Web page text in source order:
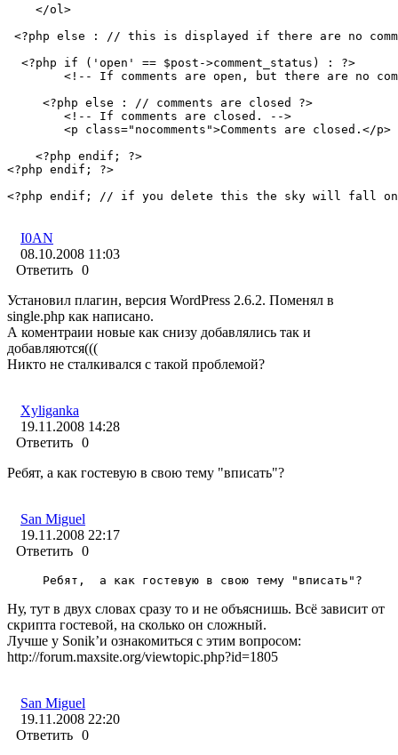
    </ol>
<?php else : // this is displayed if there are no
  <?php if ('open' == $post->comment_status) : ?>
<!-- If comments are open, but there are no
     <?php else : // comments are closed ?>
        <!-- If comments are closed. -->
        <p class="nocomments">Comments are closed.</p>
    <?php endif; ?>
<?php endif; ?>
<?php endif; // if you delete this the sky will fall on
I0AN
08.10.2008 11:03
Ответить 0
Установил плагин, версия WordPress 2.6.2. Поменял в
single.php как написано.
А коментраии новые как снизу добавлялись так и
добавляются(((
Никто не сталкивался с такой проблемой?
Xyliganka
19.11.2008 14:28
Ответить 0
Ребят, а как гостевую в свою тему "вписать"?
San Miguel
19.11.2008 22:17
Ответить 0
Ребят,  а как гостевую в свою тему "вписать"?
Ну, тут в двух словах сразу то и не объяснишь. Всё зависит от
скрипта гостевой, на сколько он сложный.
Лучше у Sonik’и ознакомиться с этим вопросом:
http://forum.maxsite.org/viewtopic.php?id=1805
San Miguel
19.11.2008 22:20
Ответить 0